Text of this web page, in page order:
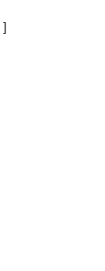
]